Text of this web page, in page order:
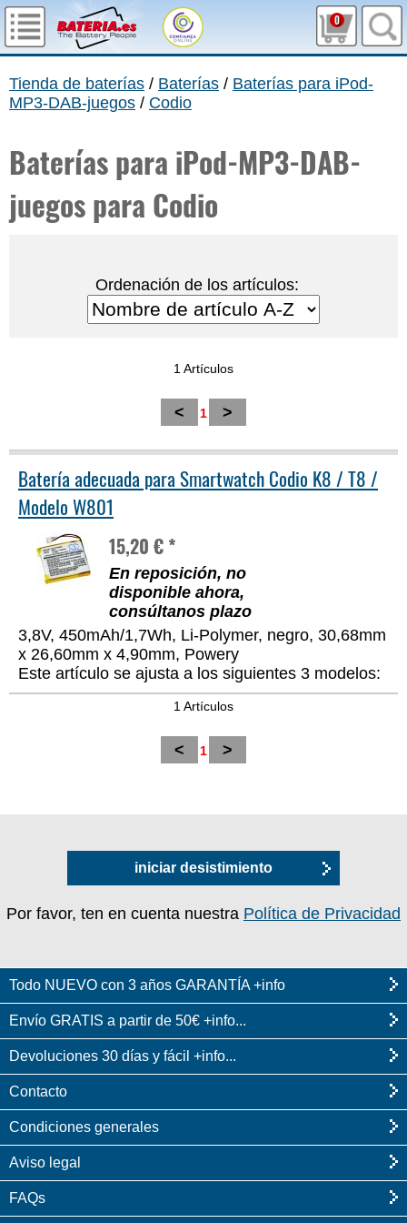
0
Tienda de baterías / Baterías / Baterías para iPod-
MP3-DAB-juegos / Codio
Baterías para iPod-MP3-DAB-
juegos para Codio
Ordenación de los artículos:
1 Artículos
< 1 >
Batería adecuada para Smartwatch Codio K8 / T8 /
Modelo W801
15,20 € *
En reposición, no
disponible ahora,
consúltanos plazo
3,8V, 450mAh/1,7Wh, Li-Polymer, negro, 30,68mm
x 26,60mm x 4,90mm, Powery
Este artículo se ajusta a los siguientes 3 modelos:
1 Artículos
< 1 >
iniciar desistimiento
Por favor, ten en cuenta nuestra Política de Privacidad
Todo NUEVO con 3 años GARANTÍA +info
Envío GRATIS a partir de 50€ +info...
Devoluciones 30 días y fácil +info...
Contacto
Condiciones generales
Aviso legal
FAQs